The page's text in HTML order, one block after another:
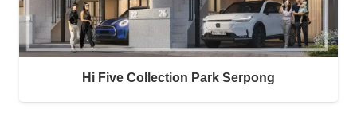
Hi Five Collection Park Serpong